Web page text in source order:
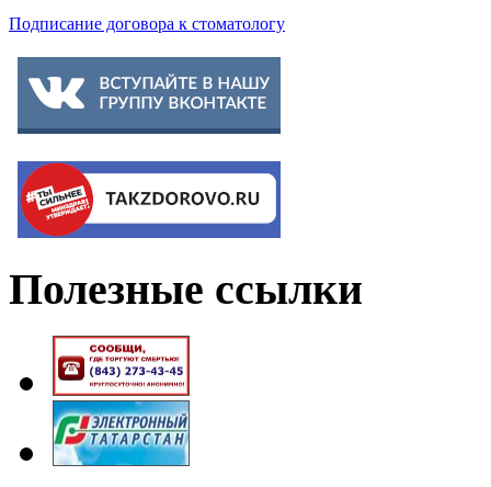
Подписание договора к стоматологу
Полезные ссылки